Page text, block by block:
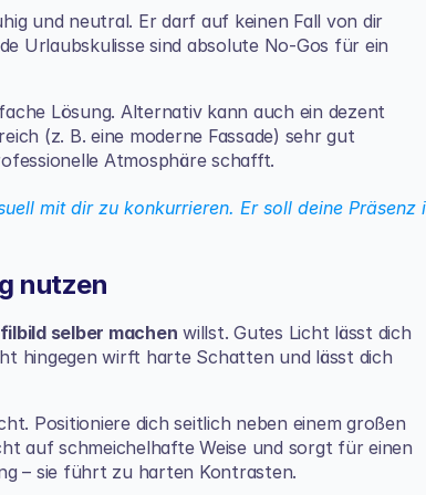
und neutral. Er darf auf keinen Fall von dir
Urlaubskulisse sind absolute No-Gos für ein
Lösung. Alternativ kann auch ein dezent
(z. B. eine moderne Fassade) sehr gut
Atmosphäre schafft.
mit dir zu konkurrieren. Er soll deine Präsenz
nutzen
selber machen willst. Gutes Licht lässt dich
hingegen wirft harte Schatten und lässt dich
Positioniere dich seitlich neben einem großen
auf schmeichelhafte Weise und sorgt für einen
– sie führt zu harten Kontrasten.